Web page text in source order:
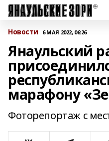
Новости 6 МАЯ 2022, 06:26
Янаульский
марафону
Фоторепортаж с